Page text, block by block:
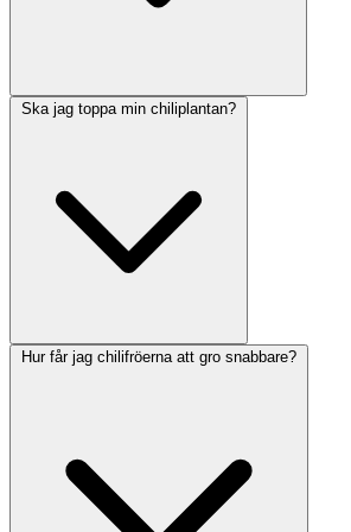
Ska jag toppa min chiliplantan?
Hur får jag chilifröerna att gro snabbare?